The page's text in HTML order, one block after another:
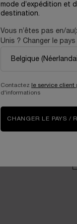
mode d’expédition et
destination.
Vous n’êtes pas en/
Unis ? Changer le
Contactez le service client
d'informations
CHANGER LE PAYS /